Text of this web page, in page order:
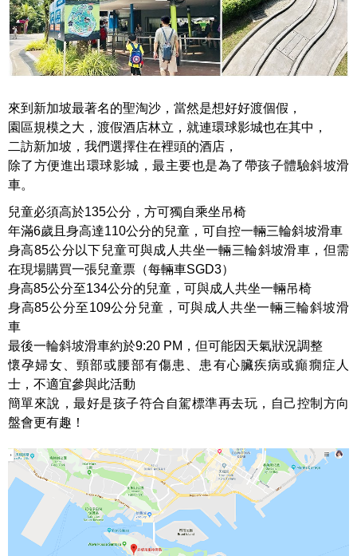
來到新加坡最著名的聖淘沙，當然是想好好渡個假，
園區規模之大，渡假酒店林立，就連環球影城也在其中，
二訪新加坡，我們選擇住在裡頭的酒店，
除了方便進出環球影城，最主要也是為了帶孩子體驗斜坡滑
車。
兒童必須高於135公分，方可獨自乘坐吊椅
年滿6歲且身高達110公分的兒童，可自控一輛三輪斜坡滑車
身高85公分以下兒童可與成人共坐一輛三輪斜坡滑車，但需
在現場購買一張兒童票（每輛車SGD3）
身高85公分至134公分的兒童，可與成人共坐一輛吊椅
身高85公分至109公分兒童，可與成人共坐一輛三輪斜坡滑
車
最後一輪斜坡滑車約於9:20 PM，但可能因天氣狀況調整
懷孕婦女、頸部或腰部有傷患、患有心臟疾病或癲癇症人
士，不適宜參與此活動
簡單來說，最好是孩子符合自駕標準再去玩，自己控制方向
盤會更有趣！